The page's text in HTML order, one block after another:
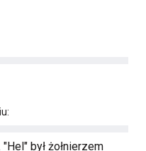
"Hel" był żołnierzem